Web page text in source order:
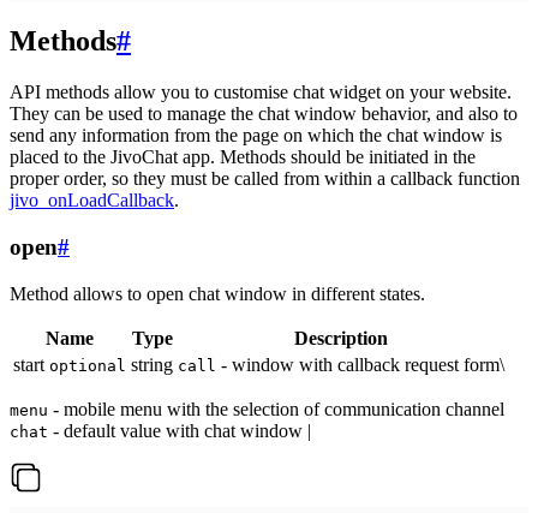
Methods#
API methods allow you to customise chat widget on your website.
They can be used to manage the chat window behavior, and also to
send any information from the page on which the chat window is
placed to the JivoChat app. Methods should be initiated in the
proper order, so they must be called from within a callback function
jivo_onLoadCallback.
open#
Method allows to open chat window in different states.
Name Type
Description
start optional string call - window with callback request form\
menu - mobile menu with the selection of communication channel
chat - default value with chat window |